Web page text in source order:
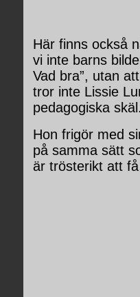
Här finns också
vi inte barns
Vad bra”, utan
tror inte Lissie
pedagogiska skäl.
Hon frigör med
på samma sätt
är trösterikt att